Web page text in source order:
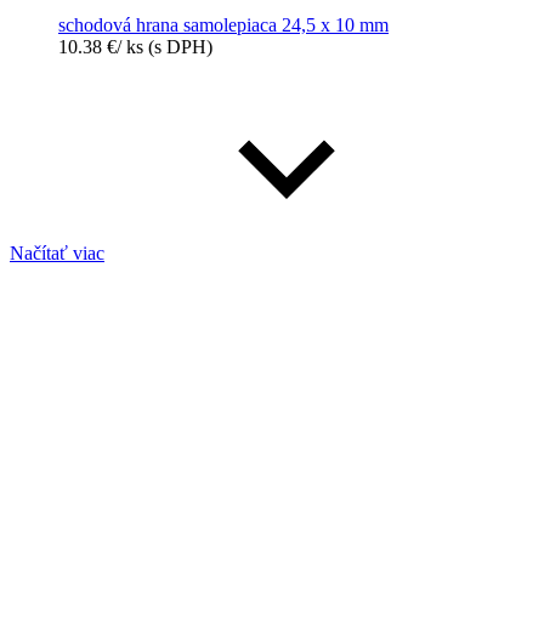
schodová hrana samolepiaca 24,5 x 10 mm
10.38 €/ ks (s DPH)
Načítať viac